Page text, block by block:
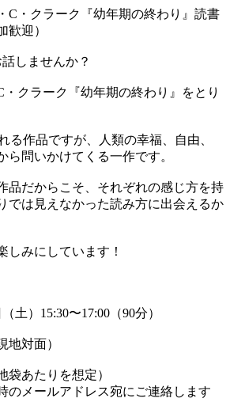
C・クラーク『幼年期の終わり』読書
歓迎）
しませんか？
クラーク『幼年期の終わり』をとり
る作品ですが、人類の幸福、自由、
ら問いかけてくる一作です。
品だからこそ、それぞれの感じ方を持
では見えなかった読み方に出会えるか
しみにしています！
土）15:30〜17:00（90分）
地対面）
袋あたりを想定）
のメールアドレス宛にご連絡します